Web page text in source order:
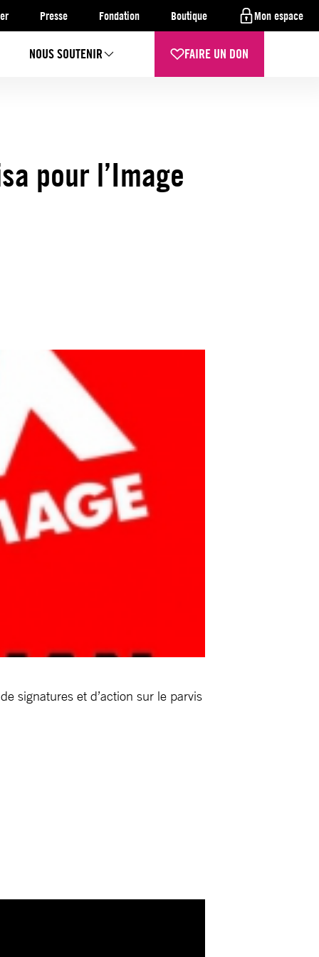
Presse Fondation Boutique Mon espace
NOUS SOUTENIR FAIRE UN DON
pour l’Image
signatures et d’action sur le parvis